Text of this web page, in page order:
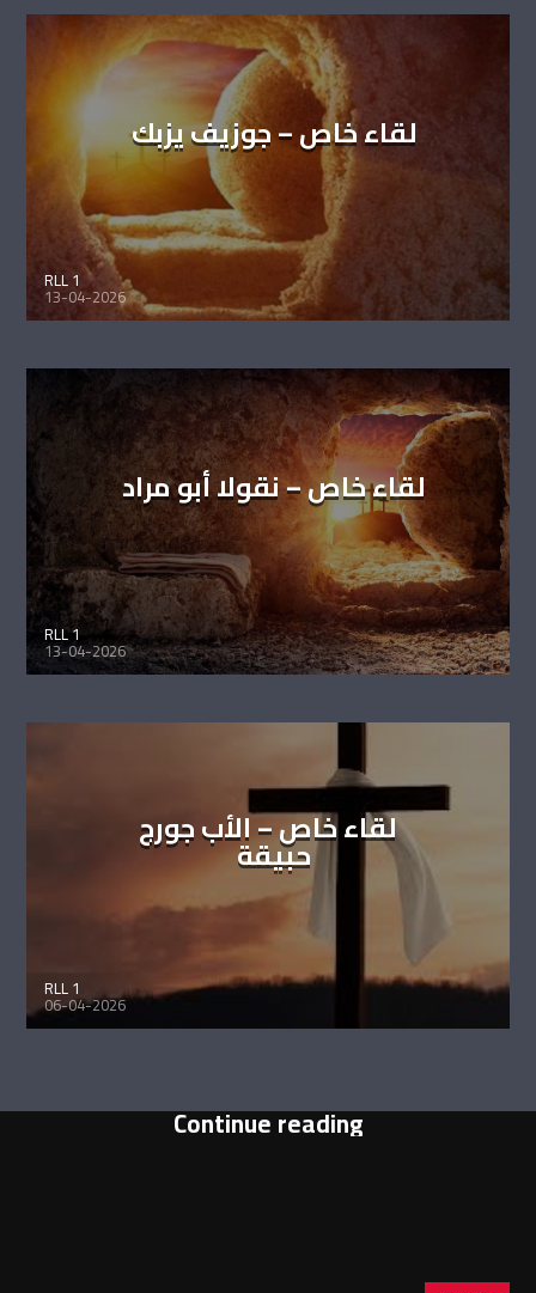
لقاء خاص – جوزيف يزبك
RLL 1
13-04-2026
لقاء خاص – نقولا أبو مراد
RLL 1
13-04-2026
لقاء خاص – الأب جورج
حبيقة
RLL 1
06-04-2026
Continue reading